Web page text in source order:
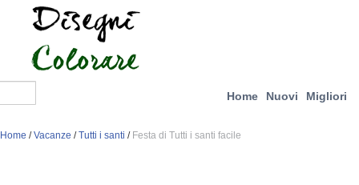
Home Nuovi Migliori
Home /Vacanze /Tutti i santi / Festa di Tutti i santi facile